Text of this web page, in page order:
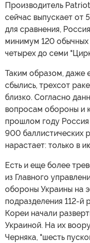
Производитель
сейчас выпускает от
для сравнения,
минимум 120 обычных
четырех до семи
Таким образом, даже
сбылись, трехсот
близко. Согласно
вопросам обороны и
прошлом году
900 баллистических
нарастает: только в
Есть и еще более
из Главного
обороны Украины на
подразделения 112-й
Кореи начали
Украиной. На их
Черняка, "шесть